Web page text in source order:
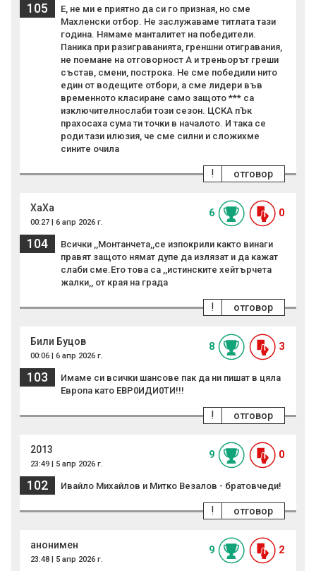
105
Е, не ми е приятно да си го призная, но сме
Махленски отбор. Не заслужаваме титлата тази
година. Нямаме манталитет на победители.
Паника при разиграванията, греншни отигравания,
не поемане на отговорност А и треньорът греши
състав, смени, построка. Не сме победили нито
един от водещите отбори, а сме лидери във
временното класиране само защото *** са
изключителнослаби този сезон. ЦСКА пЪк
прахосаха сума ти точки в началото. И така се
роди тази илюзия, че сме силни и сложихме
сините очила
отговор
!
ХаХа
00:27 | 6 апр 2026 г.
6 0
104
Всички ,,Монтанчета,,се изпокрили както винаги
правят защото нямат дупе да излязат и да кажат
слаби сме.Ето това са ,,истинските хейтърчета
жалки,, от края на града
отговор
!
Били Буцов
00:06 | 6 апр 2026 г.
8 3
103
Имаме си всички шансове пак да ни пишат в цяла
Европа като ЕВР0ИДИ0ТИ!!!
отговор
!
2013
23:49 | 5 апр 2026 г.
9 0
102 Ивайло Михайлов и Митко Везалов - братовчеди!
отговор
!
анонимен
23:48 | 5 апр 2026 г.
9 2